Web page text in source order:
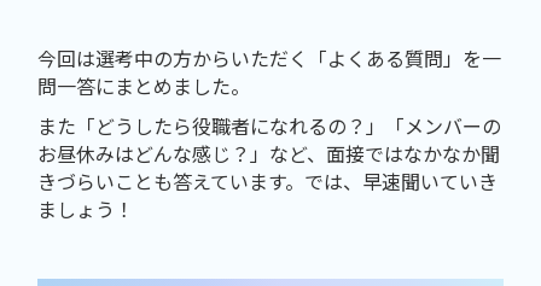
今回は選考中の方からいただく「よくある質問」を一
問一答にまとめました。
また「どうしたら役職者になれるの？」「メンバーの
お昼休みはどんな感じ？」など、面接ではなかなか聞
きづらいことも答えています。では、早速聞いていき
ましょう！